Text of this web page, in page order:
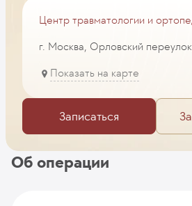
Центр травматологии и
г. Москва, Орловский
Показать на карте
Записаться
Об операции